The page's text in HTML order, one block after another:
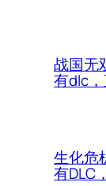
战国无
有dlc
生化危
有DLC